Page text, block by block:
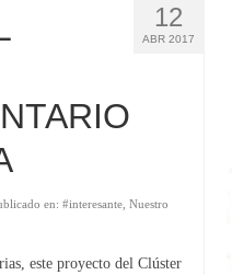
12
ABR 2017
en: #interesante Nuestro
este proyecto del Clúster